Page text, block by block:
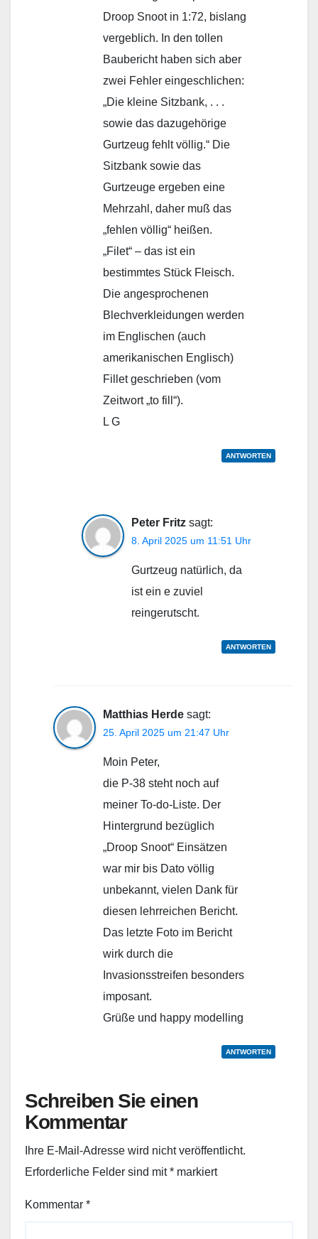
Droop Snoot in 1:72, bislang
vergeblich. In den tollen
Baubericht haben sich aber
zwei Fehler eingeschlichen:
„Die kleine Sitzbank, . . .
sowie das dazugehörige
Gurtzeug fehlt völlig.“ Die
Sitzbank sowie das
Gurtzeuge ergeben eine
Mehrzahl, daher muß das
„fehlen völlig“ heißen.
„Filet“ – das ist ein
bestimmtes Stück Fleisch.
Die angesprochenen
Blechverkleidungen werden
im Englischen (auch
amerikanischen Englisch)
Fillet geschrieben (vom
Zeitwort „to fill“).
L G
ANTWORTEN
Peter Fritz sagt:
8. April 2025 um 11:51 Uhr
Gurtzeug natürlich, da
ist ein e zuviel
reingerutscht.
ANTWORTEN
Matthias Herde sagt:
25. April 2025 um 21:47 Uhr
Moin Peter,
die P-38 steht noch auf
meiner To-do-Liste. Der
Hintergrund bezüglich
„Droop Snoot“ Einsätzen
war mir bis Dato völlig
unbekannt, vielen Dank für
diesen lehrreichen Bericht.
Das letzte Foto im Bericht
wirk durch die
Invasionsstreifen besonders
imposant.
Grüße und happy modelling
ANTWORTEN
Schreiben Sie einen
Kommentar
Ihre E-Mail-Adresse wird nicht veröffentlicht.
Erforderliche Felder sind mit* markiert
Kommentar *